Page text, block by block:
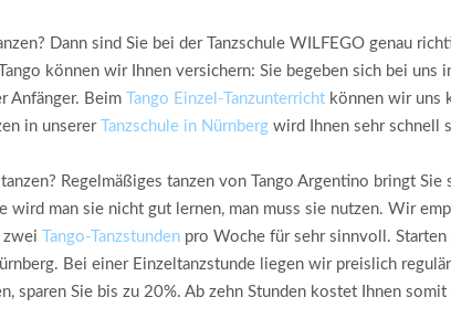
Dann sind Sie bei der Tanzschule WILFEGO genau
können wir Ihnen versichern: Sie begeben sich bei uns
Anfänger. Beim
Tango Einzel-Tanzunterricht können wir uns
in unserer
Tanzschule in Nürnberg wird Ihnen sehr schnell
Regelmäßiges tanzen von Tango Argentino bringt Sie
wird man sie nicht gut lernen, man muss sie nutzen. Wir
zwei
Tango-Tanzstunden pro Woche für sehr sinnvoll.
Bei einer Einzeltanzstunde liegen wir preislich
sparen Sie bis zu 20%. Ab zehn Stunden kostet Ihnen